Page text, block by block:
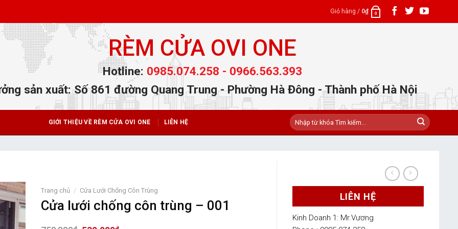
Giỏ hàng / 0₫ 0
RÈM CỬA OVI ONE
Hotline: 0985.074.258 - 0966.563.393
sản xuất: Số 861 đường Quang Trung - Phường Hà Đông - Thành phố Hà Nội
GIỚI THIỆU VỀ RÈM CỬA OVI ONE LIÊN HỆ
Tìm
kiếm:
LIÊN HỆ
Kinh Doanh 1: Mr.Vương
Trang chủ / Cửa Lưới Chống Côn Trùng
Cửa lưới chống côn trùng – 001